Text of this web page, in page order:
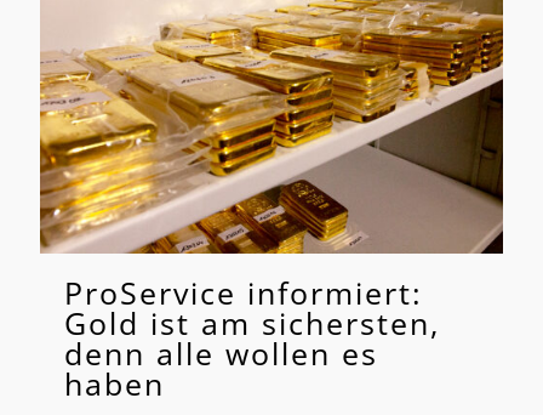
ProService informiert:
Gold ist am sichersten,
denn alle wollen es
haben